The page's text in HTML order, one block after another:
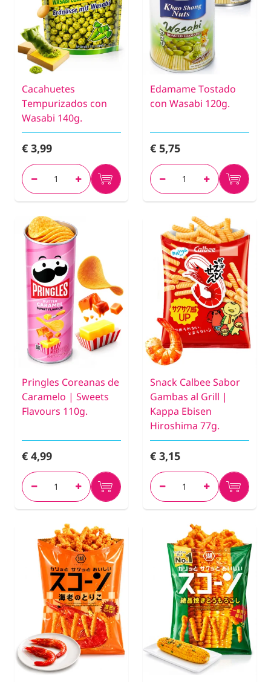
Cacahuetes
Tempurizados con
Wasabi 140g.
€ 3,99
Edamame Tostado
con Wasabi 120g.
€ 5,75
Pringles Coreanas de
Caramelo | Sweets
Flavours 110g.
€ 4,99
Snack Calbee Sabor
Gambas al Grill |
Kappa Ebisen
Hiroshima 77g.
€ 3,15